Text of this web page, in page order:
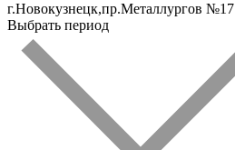
г.Новокузнецк,пр.Металлургов №17
Выбрать период